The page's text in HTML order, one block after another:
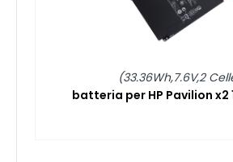
(33.36Wh,7.6V,2
batteria per HP Pavilion x2